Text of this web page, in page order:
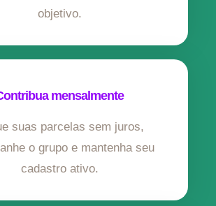
objetivo.
mensalmente
suas parcelas sem juros,
o grupo e mantenha seu
cadastro ativo.